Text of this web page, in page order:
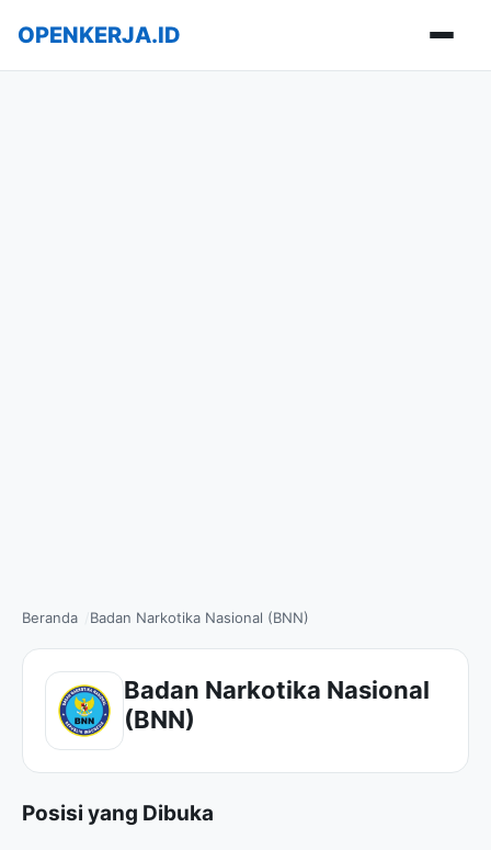
OPENKERJA.ID
Beranda Badan Narkotika Nasional (BNN)
Badan Narkotika Nasional
(BNN)
Posisi yang Dibuka